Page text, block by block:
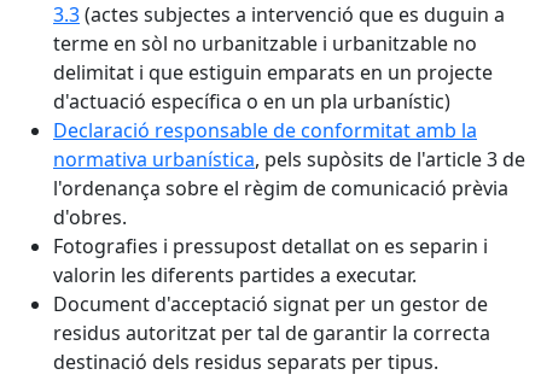
3.3(actes subjectes a intervenció que es duguin a
terme en sòl no urbanitzable i urbanitzable no
delimitat i que estiguin emparats en un projecte
d'actuació específica o en un pla urbanístic)
Declaració responsable de conformitat amb la
normativa urbanística, pels supòsits de l'article 3 de
l'ordenança sobre el règim de comunicació prèvia
d'obres.
Fotografies i pressupost detallat on es separin i
valorin les diferents partides a executar.
Document d'acceptació signat per un gestor de
residus autoritzat per tal de garantir la correcta
destinació dels residus separats per tipus.